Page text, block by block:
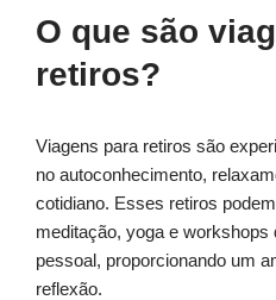
O que são
retiros?
Viagens para retiros são
no autoconhecimento,
cotidiano. Esses retiros
meditação, yoga e workshops
pessoal, proporcionando um
reflexão.